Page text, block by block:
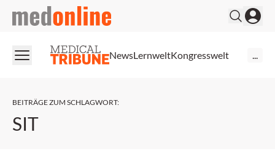
medonline
NewsLernweltKongresswelt
BEITRÄGE ZUM SCHLAGWORT:
SIT